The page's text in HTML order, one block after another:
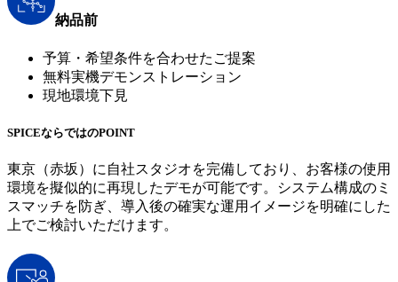
納品前
予算・希望条件を合わせたご提案
無料実機デモンストレーション
現地環境下見
SPICEならではのPOINT
東京（赤坂）に自社スタジオを完備しており、お客様の使用
環境を擬似的に再現したデモが可能です。システム構成のミ
スマッチを防ぎ、導入後の確実な運用イメージを明確にした
上でご検討いただけます。